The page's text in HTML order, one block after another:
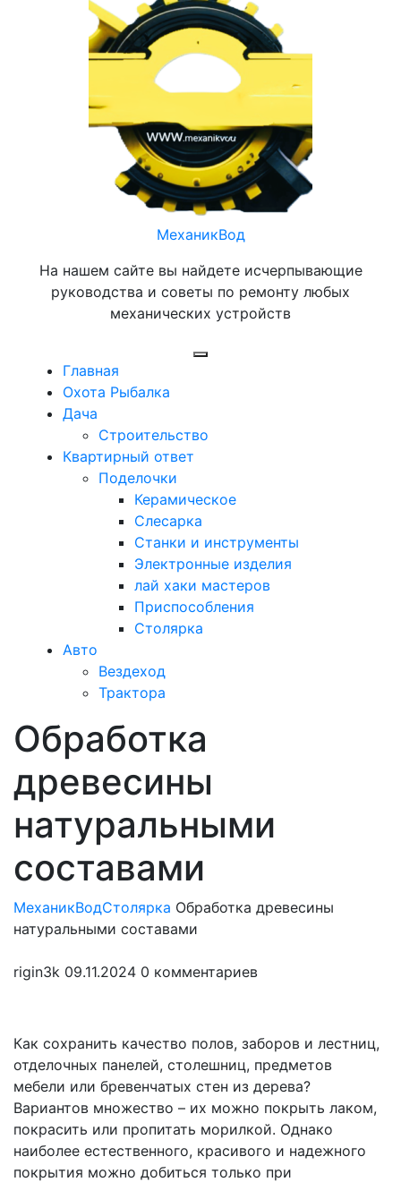
содержимому
МеханикВод
На нашем сайте вы найдете исчерпывающие
руководства и советы по ремонту любых
механических устройств
Главная
Охота Рыбалка
Дача
Строительство
Квартирный ответ
Поделочки
Керамическое
Слесарка
Станки и инструменты
Электронные изделия
лай хаки мастеров
Приспособления
Столярка
Авто
Вездеход
Трактора
Закрыть
меню
Обработка
древесины
натуральными
составами
МеханикВодСтолярка Обработка древесины
натуральными составами
rigin3k 09.11.2024 0 комментариев
Как сохранить качество полов, заборов и лестниц,
отделочных панелей, столешниц, предметов
мебели или бревенчатых стен из дерева?
Вариантов множество – их можно покрыть лаком,
покрасить или пропитать морилкой. Однако
наиболее естественного, красивого и надежного
покрытия можно добиться только при